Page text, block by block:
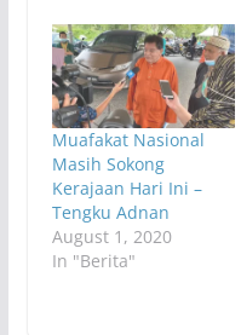
Muafakat Nasional
Masih Sokong
Kerajaan Hari Ini –
Tengku Adnan
August 1, 2020
In "Berita"